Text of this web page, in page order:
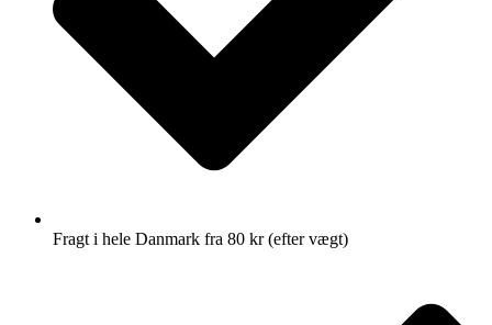
Fragt i hele Danmark fra 80 kr (efter vægt)